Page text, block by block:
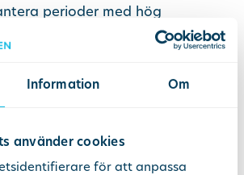
Information Om
använder cookies
för att anpassa
perioder med hög
sommaren ser vi över
och rutiner för att
får snabb hjälp när
besvär brukar ni möta